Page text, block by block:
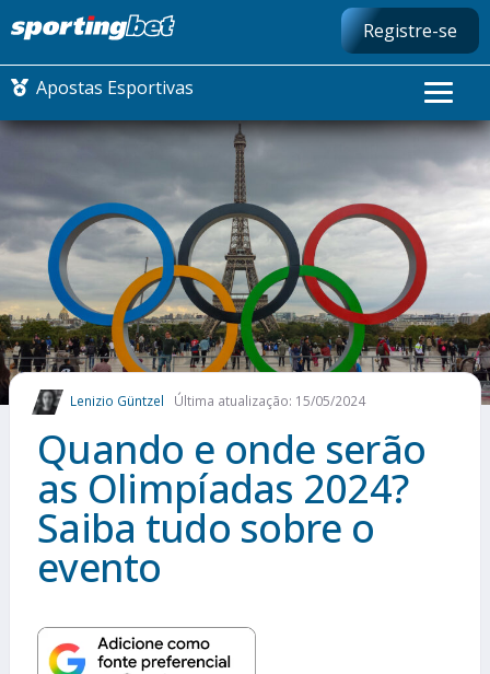
Registre-se
Apostas Esportivas
CONMEBOL LIBERTADORES
FUTEBOL NACIONAL
FUTEBOL INTERNACIONAL
COMO APOSTAR
MAIS ESPORTES
Lenizio Güntzel Última atualização: 15/05/2024
Quando e onde serão
as Olimpíadas 2024?
Saiba tudo sobre o
evento